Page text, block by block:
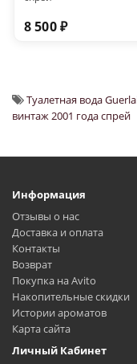
8 500 ₽
Туалетная вода
винтаж 2001 года спрей
Информация
Отзывы о нас
Доставка и оплата
Контакты
Возврат
Покупка на Avito
Накопительные скидки
Истории ароматов
Карта сайта
Личный Кабинет